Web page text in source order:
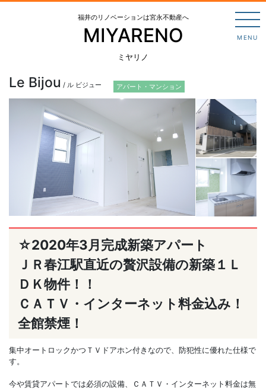
福井のリノベーションは宮永不動産へ
MIYARENO
ミヤリノ
MENU
Le Bijou / ル ビジュー アパート・マンション
☆2020年3月完成新築アパート
ＪＲ春江駅直近の贅沢設備の新築１Ｌ
ＤＫ物件！！
ＣＡＴＶ・インターネット料金込み！
全館禁煙！
集中オートロックかつＴＶドアホン付きなので、防犯性に優れた仕様で
す。
今や賃貸アパートでは必須の設備、ＣＡＴＶ・インターネット料金は無